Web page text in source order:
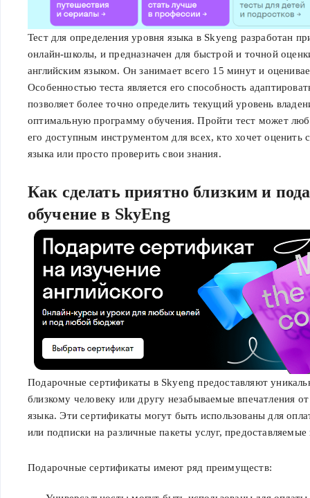
Тест для определения уровня языка в Skyeng разработан
онлайн-школы, и предназначен для быстрой и точной
английским языком. Он занимает всего 15 минут и
Особенностью теста является его способность
позволяет более точно определить текущий уровень
оптимальную программу обучения. Пройти тест может
его доступным инструментом для всех, кто хочет оценить
языка или просто проверить свои знания.
Как сделать приятно близким и
обучение в SkyEng
Подарочные сертификаты в Skyeng предоставляют
близкому человеку или другу незабываемые впечатления от
языка. Эти сертификаты могут быть использованы для
или подписки на различные пакеты услуг,
Подарочные сертификаты имеют ряд преимуществ: